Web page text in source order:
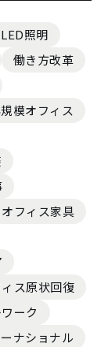
LED照明
働き方改革
模オフィス
オフィス家具
ス原状回復
ーク
ナショナル